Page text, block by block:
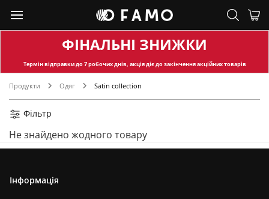
ФІНАЛЬНІ ЗНИЖКИ
Термін відправкидо 7 робочих днів, акція діє до закінчення акційних товарів
Продукти Одяг Satin collection
Фільтр
Не знайдено жодного товару
Інформація